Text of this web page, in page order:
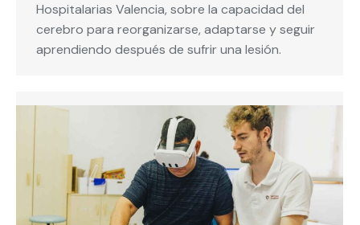
Hospitalarias Valencia, sobre la capacidad del
cerebro para reorganizarse, adaptarse y seguir
aprendiendo después de sufrir una lesión.